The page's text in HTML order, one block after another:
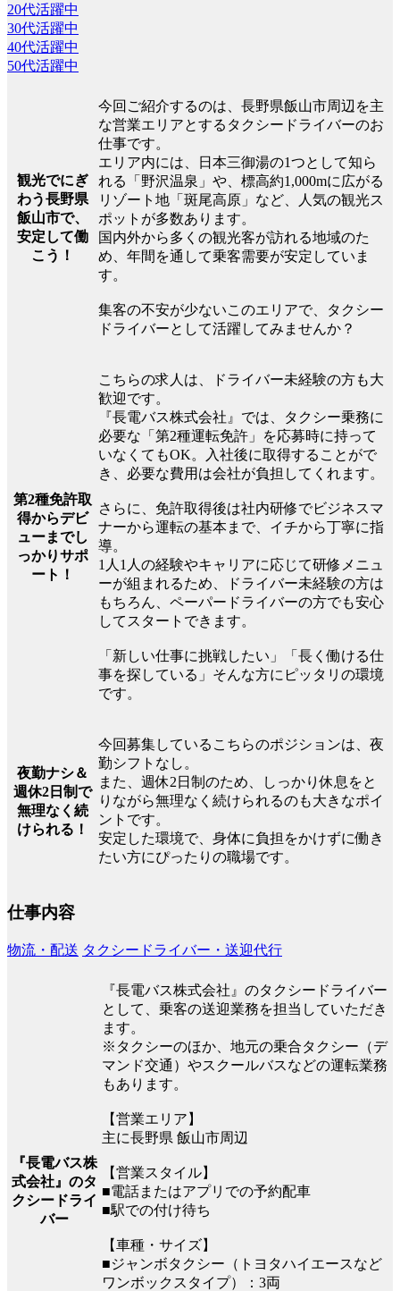
20代活躍中
30代活躍中
40代活躍中
50代活躍中
観光でにぎ
わう長野県
飯山市で、
安定して働
こう！
今回ご紹介するのは、長野県飯山市周辺を主
な営業エリアとするタクシードライバーのお
仕事です。
エリア内には、日本三御湯の1つとして知ら
れる「野沢温泉」や、標高約1,000mに広がる
リゾート地「斑尾高原」など、人気の観光ス
ポットが多数あります。
国内外から多くの観光客が訪れる地域のた
め、年間を通して乗客需要が安定していま
す。
集客の不安が少ないこのエリアで、タクシー
ドライバーとして活躍してみませんか？
第2種免許取
得からデビ
ューまでし
っかりサポ
ート！
こちらの求人は、ドライバー未経験の方も大
歓迎です。
『長電バス株式会社』では、タクシー乗務に
必要な「第2種運転免許」を応募時に持って
いなくてもOK。入社後に取得することがで
き、必要な費用は会社が負担してくれます。
さらに、免許取得後は社内研修でビジネスマ
ナーから運転の基本まで、イチから丁寧に指
導。
1人1人の経験やキャリアに応じて研修メニュ
ーが組まれるため、ドライバー未経験の方は
もちろん、ペーパードライバーの方でも安心
してスタートできます。
「新しい仕事に挑戦したい」「長く働ける仕
事を探している」そんな方にピッタリの環境
です。
夜勤ナシ＆
週休2日制で
無理なく続
けられる！
今回募集しているこちらのポジションは、夜
勤シフトなし。
また、週休2日制のため、しっかり休息をと
りながら無理なく続けられるのも大きなポイ
ントです。
安定した環境で、身体に負担をかけずに働き
たい方にぴったりの職場です。
仕事内容
物流・配送 タクシードライバー・送迎代行
『長電バス株
式会社』のタ
クシードライ
バー
『長電バス株式会社』のタクシードライバー
として、乗客の送迎業務を担当していただき
ます。
※タクシーのほか、地元の乗合タクシー（デ
マンド交通）やスクールバスなどの運転業務
もあります。
【営業エリア】
主に長野県 飯山市周辺
【営業スタイル】
■電話またはアプリでの予約配車
■駅での付け待ち
【車種・サイズ】
■ジャンボタクシー（トヨタハイエースなど
ワンボックスタイプ）：3両